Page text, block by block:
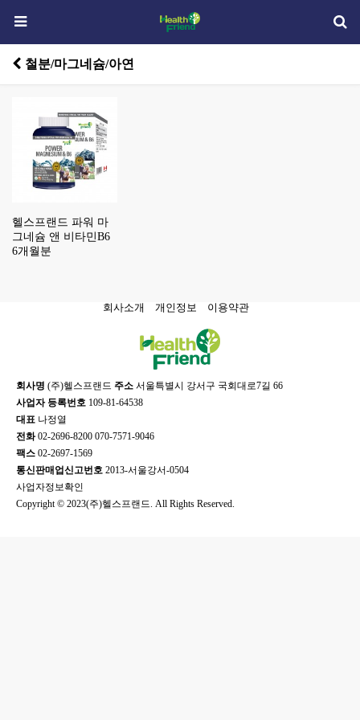
철분/마그네슘/아연
헬스프랜드 파워 마
그네슘 앤 비타민B6
6개월분
회사소개 개인정보 이용약관
회사명 (주)헬스프랜드 주소 서울특별시 강서구 국회대로7길 66
사업자 등록번호 109-81-64538
대표 나정열
전화02-2696-8200 070-7571-9046
팩스 02-2697-1569
통신판매업신고번호 2013-서울강서-0504
사업자정보확인
Copyright © 2023(주)헬스프랜드. All Rights Reserved.